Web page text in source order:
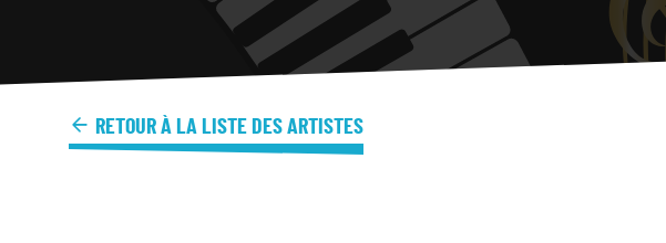
Introduction
Resurrection
RETOUR À LA LISTE DES ARTISTES